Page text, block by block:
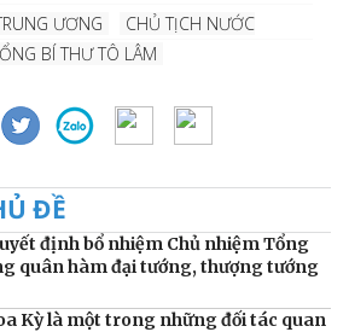
ƯƠNG
CHỦ TỊCH NƯỚC
BÍ THƯ TÔ LÂM
ĐỀ
định bổ nhiệm Chủ nhiệm Tổng
quân hàm đại tướng, thượng tướng
Kỳ là một trong những đối tác quan